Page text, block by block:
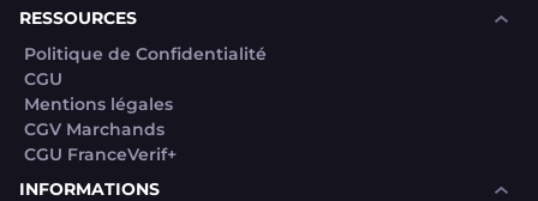
RESSOURCES
Politique de Confidentialité
CGU
Mentions légales
CGV Marchands
CGU FranceVerif+
INFORMATIONS